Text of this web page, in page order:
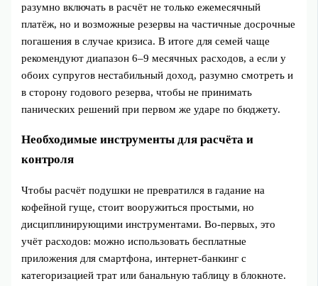
разумно включать в расчёт не только ежемесячный
платёж, но и возможные резервы на частичные досрочные
погашения в случае кризиса. В итоге для семей чаще
рекомендуют диапазон 6–9 месячных расходов, а если у
обоих супругов нестабильный доход, разумно смотреть и
в сторону годового резерва, чтобы не принимать
панических решений при первом же ударе по бюджету.
Необходимые инструменты для расчёта и
контроля
Чтобы расчёт подушки не превратился в гадание на
кофейной гуще, стоит вооружиться простыми, но
дисциплинирующими инструментами. Во‑первых, это
учёт расходов: можно использовать бесплатные
приложения для смартфона, интернет‑банкинг с
категоризацией трат или банальную таблицу в блокноте.